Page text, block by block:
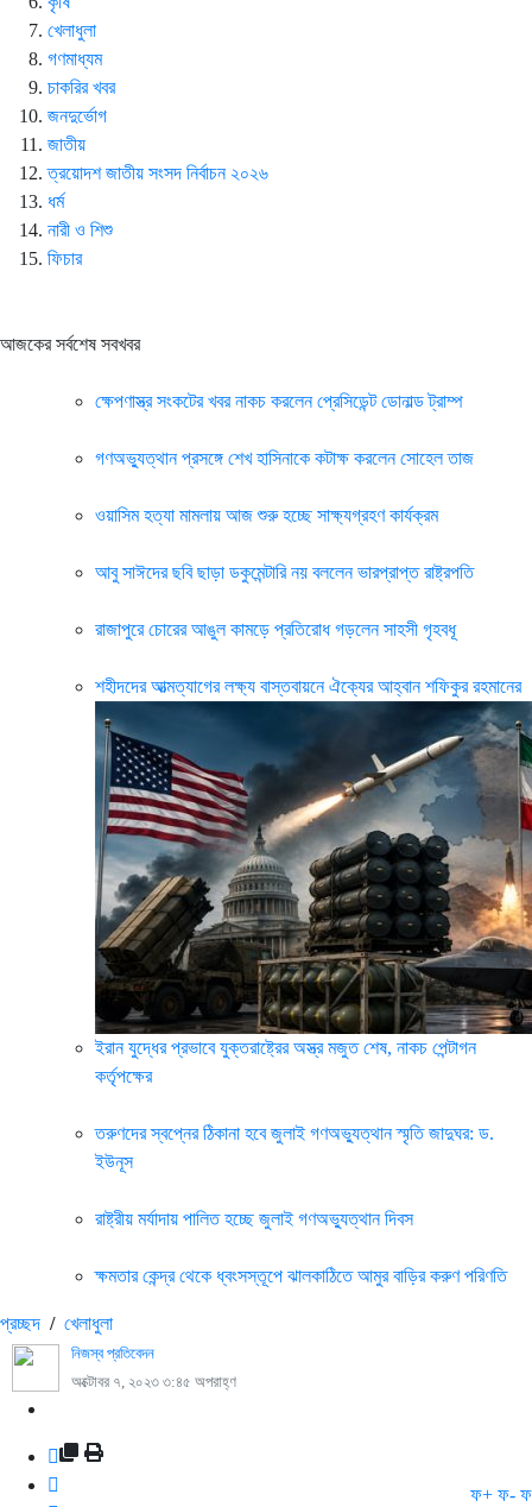
খেলাধুলা
গণমাধ্যম
চাকরির খবর
জনদুর্ভোগ
জাতীয়
ত্রয়োদশ জাতীয় সংসদ নির্বাচন ২০২৬
ধর্ম
নারী ও শিশু
ফিচার
আজকের সর্বশেষ সবখবর
ক্ষেপণাস্ত্র সংকটের খবর নাকচ করলেন প্রেসিডেন্ট ডোনাল্ড ট্রাম্প
গণঅভ্যুত্থান প্রসঙ্গে শেখ হাসিনাকে কটাক্ষ করলেন সোহেল তাজ
ওয়াসিম হত্যা মামলায় আজ শুরু হচ্ছে সাক্ষ্যগ্রহণ কার্যক্রম
আবু সাঈদের ছবি ছাড়া ডকুমেন্টারি নয় বললেন ভারপ্রাপ্ত রাষ্ট্রপতি
রাজাপুরে চোরের আঙুল কামড়ে প্রতিরোধ গড়লেন সাহসী গৃহবধূ
শহীদদের আত্মত্যাগের লক্ষ্য বাস্তবায়নে ঐক্যের আহ্বান শফিকুর রহমানের
ইরান যুদ্ধের প্রভাবে যুক্তরাষ্ট্রের অস্ত্র মজুত শেষ, নাকচ পেন্টাগন
কর্তৃপক্ষের
তরুণদের স্বপ্নের ঠিকানা হবে জুলাই গণঅভ্যুত্থান স্মৃতি জাদুঘর: ড.
ইউনূস
রাষ্ট্রীয় মর্যাদায় পালিত হচ্ছে জুলাই গণঅভ্যুত্থান দিবস
ক্ষমতার কেন্দ্র থেকে ধ্বংসস্তূপে ঝালকাঠিতে আমুর বাড়ির করুণ পরিণতি
প্রচ্ছদ / খেলাধুলা
নিজস্ব প্রতিবেদন
অক্টোবর ৭, ২০২৩ ৩:৪৫ অপরাহ্ণ
ফ+ ফ- ফ